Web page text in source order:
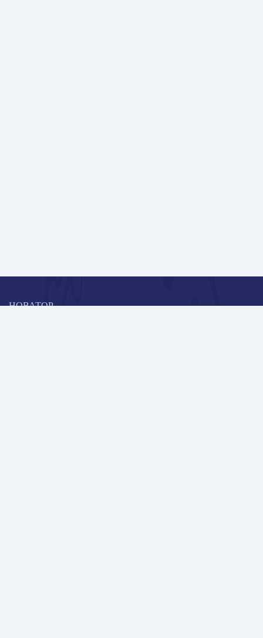
НОВАТОР